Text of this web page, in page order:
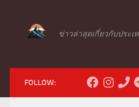
ข่าวล่าสุดเกี่ยวกับประเ
FOLLOW: